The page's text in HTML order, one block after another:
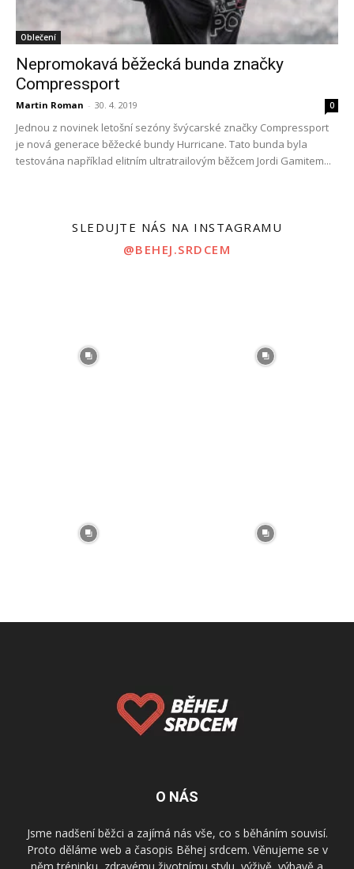
Oblečení
Nepromokavá běžecká bunda značky
Compressport
Martin Roman - 30. 4. 2019 0
Jednou z novinek letošní sezóny švýcarské značky Compressport
je nová generace běžecké bundy Hurricane. Tato bunda byla
testována například elitním ultratrailovým běžcem Jordi Gamitem...
SLEDUJTE NÁS NA INSTAGRAMU
@BEHEJ.SRDCEM
O NÁS
Jsme nadšení běžci a zajímá nás vše, co s běháním souvisí.
Proto děláme web a časopis Běhej srdcem. Věnujeme se v
něm tréninku, zdravému životnímu stylu, výživě, výbavě a